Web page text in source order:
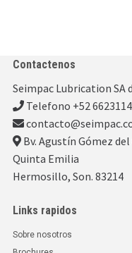
Contactenos
Seimpac Lubrication SA
Telefono +52
Bv. Agustín Gómez del
Quinta Emilia
Hermosillo, Son. 83214
Links rapidos
Sobre nosotros